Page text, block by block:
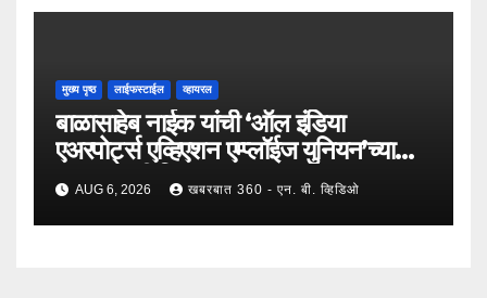
मुख्य पृष्ठ लाईफस्टाईल व्हायरल
बाळासाहेब नाईक यांची ‘ऑल इंडिया
एअरपोर्ट्स एव्हिएशन एम्प्लॉईज युनियन’च्या
उपाध्यक्षपदी निवड !
AUG 6, 2026 खबरबात 360 - एन. बी. व्हिडिओ